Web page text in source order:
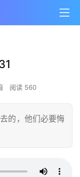
阅读 560
的，他们必要悔